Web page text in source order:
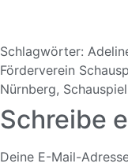
Schlagwörter:
Förderverein
Nürnberg, Schauspiel
Schreibe
Deine E-Mail-